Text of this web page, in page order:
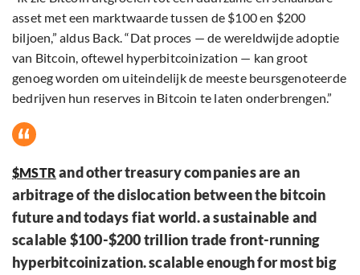
asset met een marktwaarde tussen de $100 en $200
biljoen,” aldus Back. “Dat proces — de wereldwijde adoptie
van Bitcoin, oftewel hyperbitcoinization — kan groot
genoeg worden om uiteindelijk de meeste beursgenoteerde
bedrijven hun reserves in Bitcoin te laten onderbrengen.”
$MSTR and other treasury companies are an
arbitrage of the dislocation between the bitcoin
future and todays fiat world. a sustainable and
scalable $100-$200 trillion trade front-running
hyperbitcoinization. scalable enough for most big